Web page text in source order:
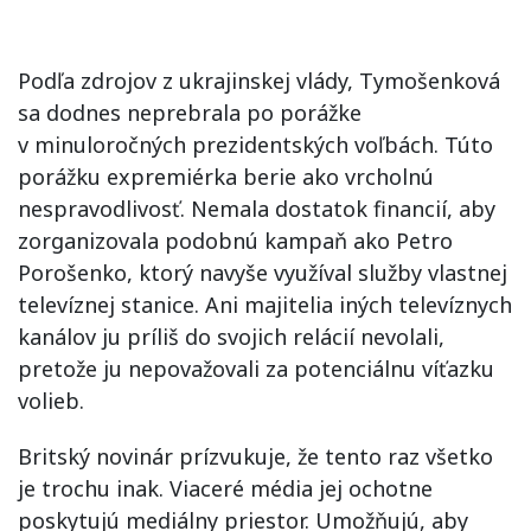
Podľa zdrojov z ukrajinskej vlády, Tymošenková
sa dodnes neprebrala po porážke
v minuloročných prezidentských voľbách. Túto
porážku expremiérka berie ako vrcholnú
nespravodlivosť. Nemala dostatok financií, aby
zorganizovala podobnú kampaň ako Petro
Porošenko, ktorý navyše využíval služby vlastnej
televíznej stanice. Ani majitelia iných televíznych
kanálov ju príliš do svojich relácií nevolali,
pretože ju nepovažovali za potenciálnu víťazku
volieb.
Britský novinár prízvukuje, že tento raz všetko
je trochu inak. Viaceré média jej ochotne
poskytujú mediálny priestor. Umožňujú, aby